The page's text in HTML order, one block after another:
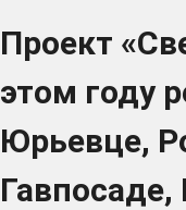
Проект
этом году
Юрьевце,
Гавпосаде,